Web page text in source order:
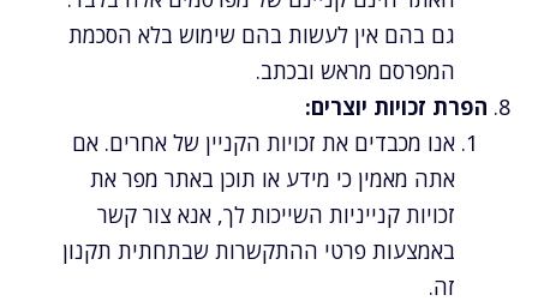
גם בהם אין לעשות בהם שימוש בלא הסכמת
המפרסם מראש ובכתב.
הפרת זכויות יוצרים:
אנו מכבדים את זכויות הקניין של אחרים. אם
אתה מאמין כי מידע או תוכן באתר מפר את
זכויות קנייניות השייכות לך, אנא צור קשר
באמצעות פרטי ההתקשרות שבתחתית תקנון
זה.